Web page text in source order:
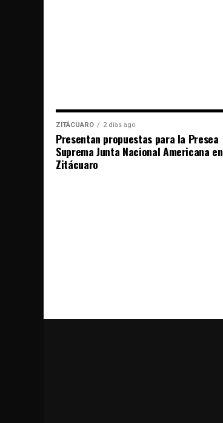
ZITÁCUARO 2 días ago
Presentan propuestas para la Presea
Suprema Junta Nacional Americana en
Zitácuaro